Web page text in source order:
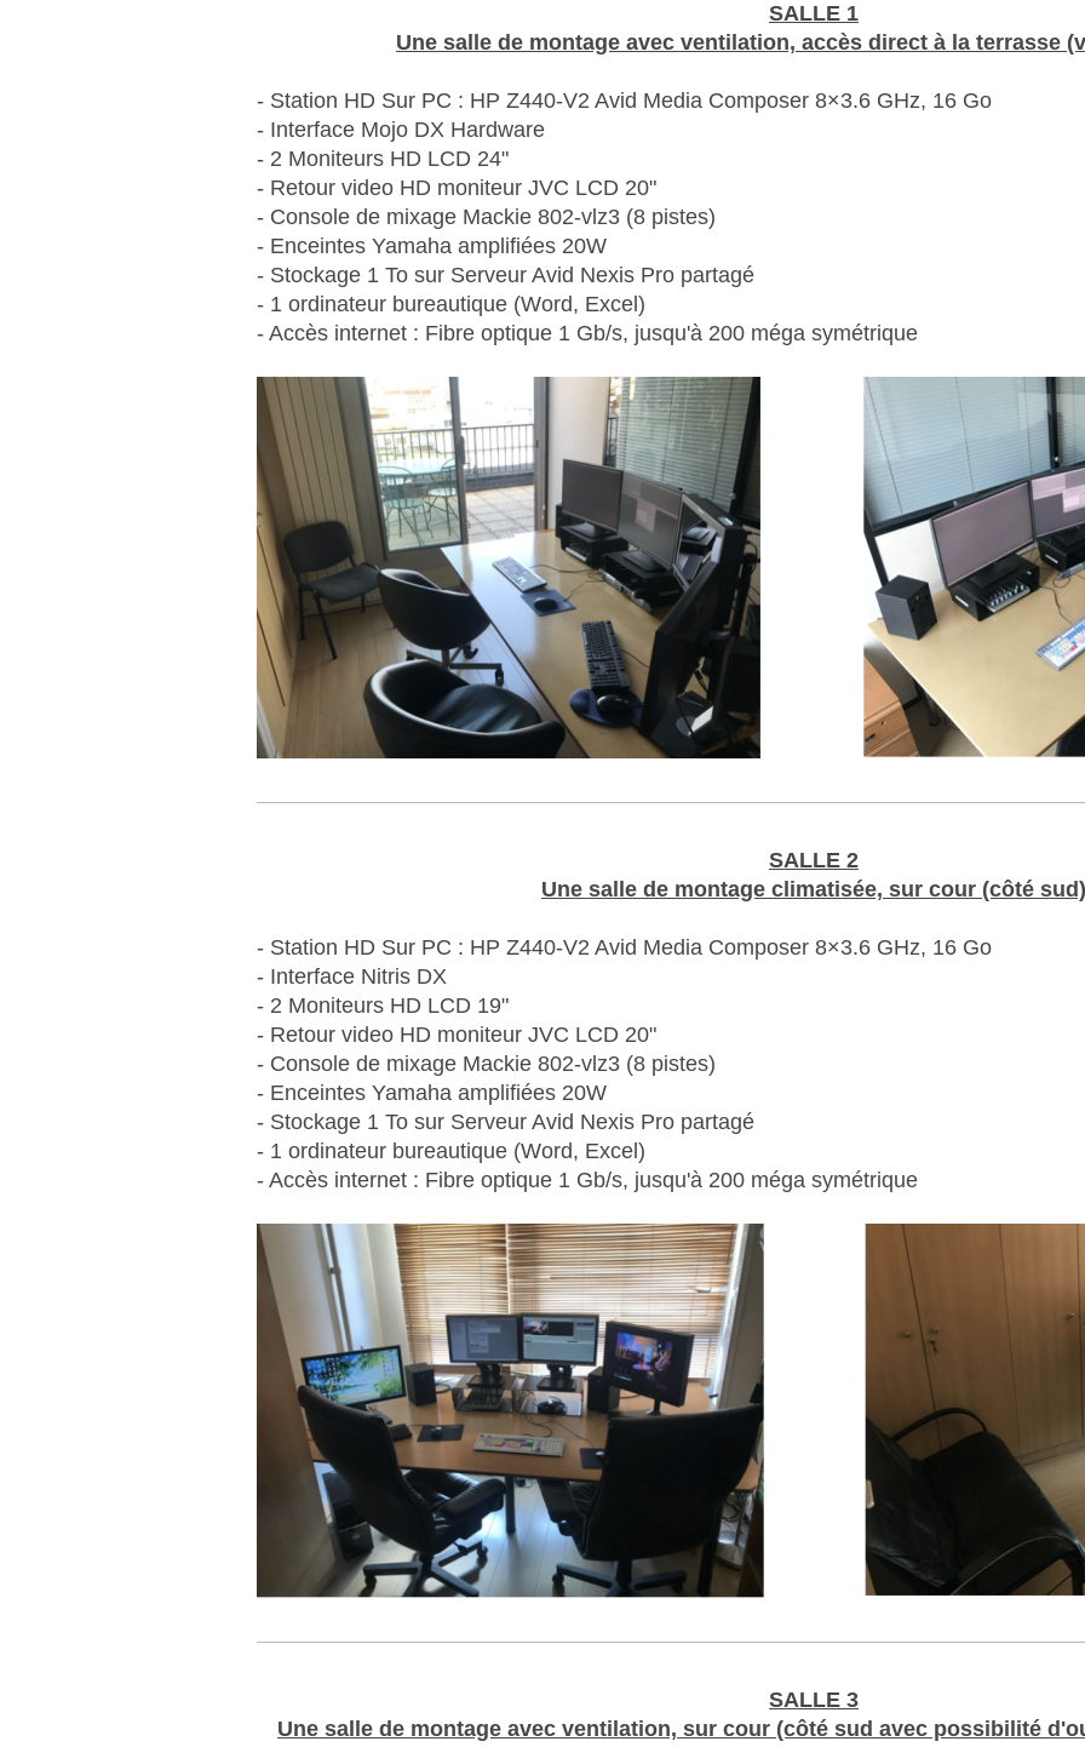
SALLE 1
Une salle de montage avec ventilation, accès direct à la terrasse
- Station HD Sur PC : HP Z440-V2 Avid Media Composer 8×3.6 GHz, 16 Go
- Interface Mojo DX Hardware
- 2 Moniteurs HD LCD 24"
- Retour video HD moniteur JVC LCD 20"
- Console de mixage Mackie 802-vlz3 (8 pistes)
- Enceintes Yamaha amplifiées 20W
- Stockage 1 To sur Serveur Avid Nexis Pro partagé
- 1 ordinateur bureautique (Word, Excel)
- Accès internet : Fibre optique 1 Gb/s, jusqu'à 200 méga symétrique
SALLE 2
Une salle de montage climatisée, sur cour (côté sud)
- Station HD Sur PC : HP Z440-V2 Avid Media Composer 8×3.6 GHz, 16 Go
- Interface Nitris DX
- 2 Moniteurs HD LCD 19"
- Retour video HD moniteur JVC LCD 20"
- Console de mixage Mackie 802-vlz3 (8 pistes)
- Enceintes Yamaha amplifiées 20W
- Stockage 1 To sur Serveur Avid Nexis Pro partagé
- 1 ordinateur bureautique (Word, Excel)
- Accès internet : Fibre optique 1 Gb/s, jusqu'à 200 méga symétrique
SALLE 3
Une salle de montage avec ventilation, sur cour (côté sud avec possibilité